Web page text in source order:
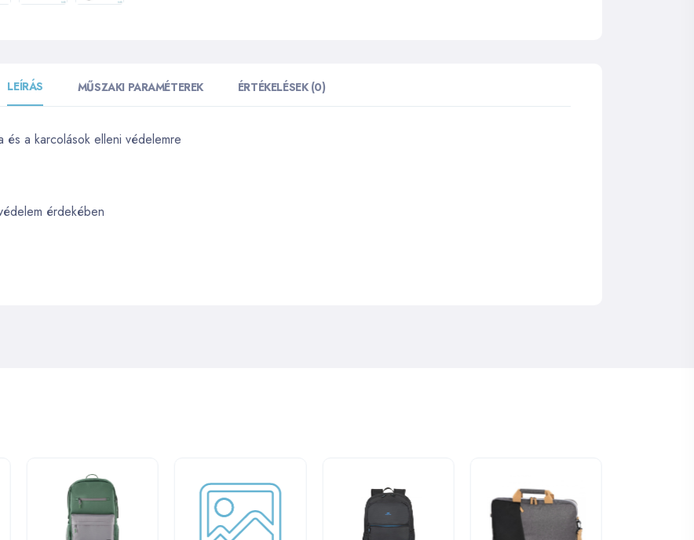
LEÍRÁS MŰSZAKI PARAMÉTEREK ÉRTÉKELÉSEK (0)
a karcolások elleni védelemre
érdekében